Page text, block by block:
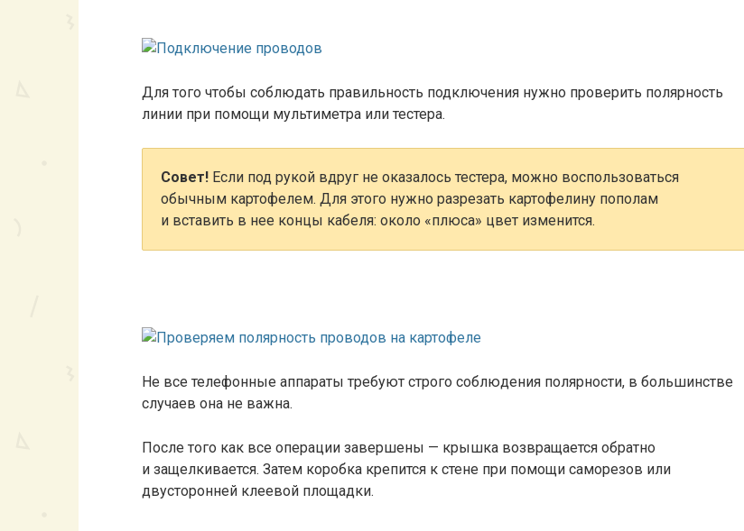
Для того чтобы соблюдать правильность подключения нужно проверить полярность
линии при помощи мультиметра или тестера.
Совет! Если под рукой вдруг не оказалось тестера, можно воспользоваться
обычным картофелем. Для этого нужно разрезать картофелину пополам
и вставить в нее концы кабеля: около «плюса» цвет изменится.
Не все телефонные аппараты требуют строго соблюдения полярности, в большинстве
случаев она не важна.
После того как все операции завершены — крышка возвращается обратно
и защелкивается. Затем коробка крепится к стене при помощи саморезов или
двусторонней клеевой площадки.